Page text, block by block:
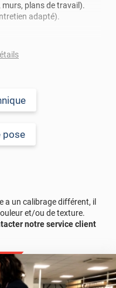
plans de travail).
adapté).
savonneuse + chiffon
sur simple
pose
a un calibrage différent, il
et/ou de texture.
notre service client